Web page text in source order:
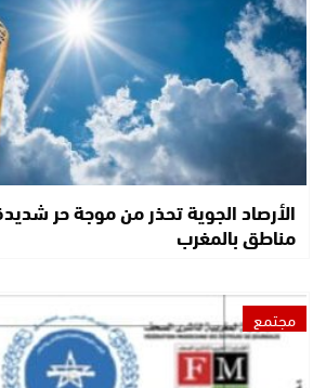
الأرصاد الجوية تحذر من موجة حر
مناطق بالمغرب
مجتمع